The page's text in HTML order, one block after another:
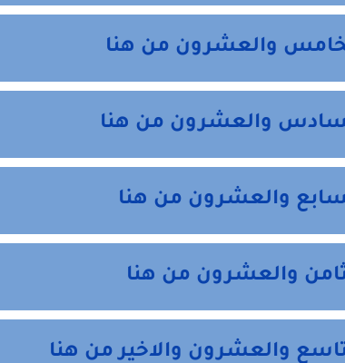
والعشرون من هنا
والعشرون من هنا
والعشرون من هنا
والعشرون من هنا
والعشرون والاخير من هنا